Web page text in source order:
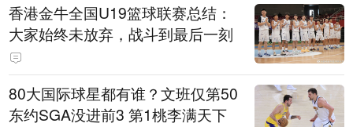
香港金牛全国U19篮球联赛总结：
大家始终未放弃，战斗到最后一刻
80大国际球星都有谁？文班仅第50
东约SGA没进前3 第1桃李满天下